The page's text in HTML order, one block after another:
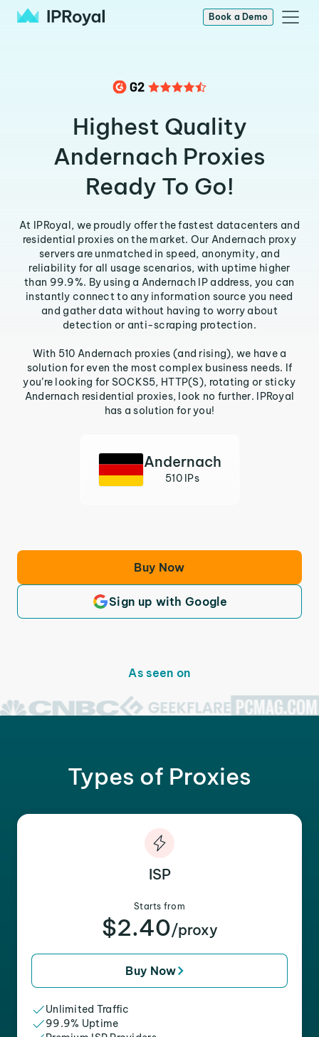
Book a Demo
Highest Quality
Andernach Proxies
Ready To Go!
At IPRoyal, we proudly offer the fastest datacenters and
residential proxies on the market. Our Andernach proxy
servers are unmatched in speed, anonymity, and
reliability for all usage scenarios, with uptime higher
than 99.9%. By using a Andernach IP address, you can
instantly connect to any information source you need
and gather data without having to worry about
detection or anti-scraping protection.
With 510 Andernach proxies (and rising), we have a
solution for even the most complex business needs. If
you’re looking for SOCKS5, HTTP(S), rotating or sticky
Andernach residential proxies, look no further. IPRoyal
has a solution for you!
Andernach
510 IPs
Buy Now
Sign up with Google
As seen on
Types of Proxies
ISP
Starts from
$2.40/proxy
Buy Now
Unlimited Traffic
99.9% Uptime